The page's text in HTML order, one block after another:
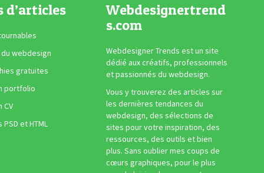
d’articles
webdesign
gratuites
portfolio
CV
et HTML
Webdesignertrend
s.com
Webdesigner Trends est un site
dédié aux créatifs, professionnels
et passionnés du webdesign.
Vous y trouverez des articles sur
les dernières tendances du
webdesign, des sélections de
sites pour votre inspiration, des
ressources, des outils et bien
plus. Sans oublier mes coups de
cœurs graphiques, pour le plus